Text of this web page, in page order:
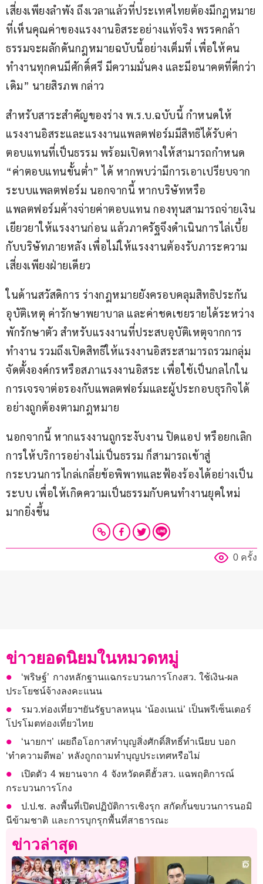
เสี่ยงเพียงลำพัง ถึงเวลาแล้วที่ประเทศไทยต้องมีกฎหมาย
ที่เห็นคุณค่าของแรงงานอิสระอย่างแท้จริง พรรคกล้า
ธรรมจะผลักดันกฎหมายฉบับนี้อย่างเต็มที่ เพื่อให้คน
ทำงานทุกคนมีศักดิ์ศรี มีความมั่นคง และมีอนาคตที่ดีกว่า
เดิม” นายสิรภพ กล่าว
สำหรับสาระสำคัญของร่าง พ.ร.บ.ฉบับนี้ กำหนดให้
แรงงานอิสระและแรงงานแพลตฟอร์มมีสิทธิได้รับค่า
ตอบแทนที่เป็นธรรม พร้อมเปิดทางให้สามารถกำหนด
“ค่าตอบแทนขั้นต่ำ” ได้ หากพบว่ามีการเอาเปรียบจาก
ระบบแพลตฟอร์ม นอกจากนี้ หากบริษัทหรือ
แพลตฟอร์มค้างจ่ายค่าตอบแทน กองทุนสามารถจ่ายเงิน
เยียวยาให้แรงงานก่อน แล้วภาครัฐจึงดำเนินการไล่เบี้ย
กับบริษัทภายหลัง เพื่อไม่ให้แรงงานต้องรับภาระความ
เสี่ยงเพียงฝ่ายเดียว
ในด้านสวัสดิการ ร่างกฎหมายยังครอบคลุมสิทธิประกัน
อุบัติเหตุ ค่ารักษาพยาบาล และค่าชดเชยรายได้ระหว่าง
พักรักษาตัว สำหรับแรงงานที่ประสบอุบัติเหตุจากการ
ทำงาน รวมถึงเปิดสิทธิให้แรงงานอิสระสามารถรวมกลุ่ม
จัดตั้งองค์กรหรือสภาแรงงานอิสระ เพื่อใช้เป็นกลไกใน
การเจรจาต่อรองกับแพลตฟอร์มและผู้ประกอบธุรกิจได้
อย่างถูกต้องตามกฎหมาย
นอกจากนี้ หากแรงงานถูกระงับงาน ปิดแอป หรือยกเลิก
การให้บริการอย่างไม่เป็นธรรม ก็สามารถเข้าสู่
กระบวนการไกล่เกลี่ยข้อพิพาทและฟ้องร้องได้อย่างเป็น
ระบบ เพื่อให้เกิดความเป็นธรรมกับคนทำงานยุคใหม่
มากยิ่งขึ้น
0 ครั้ง
ข่าวยอดนิยมในหมวดหมู่
‘พริษฐ์’ กางหลักฐานแฉกระบวนการโกงสว. ใช้เงิน-ผล
ประโยชน์จ้างลงคะแนน
รมว.ท่องเที่ยวฯยันรัฐบาลหนุน ‘น้องเนเน่’ เป็นพรีเซ็นเตอร์
โปรโมตท่องเที่ยวไทย
‘นายกฯ’ เผยถือโอกาสทำบุญสิ่งศักดิ์สิทธิ์ทำเนียบ บอก
‘ทำความดีพอ’ หลังถูกถามทำบุญประเทศหรือไม่
เปิดตัว 4 พยานจาก 4 จังหวัดคดีฮั้วสว. แฉพฤติการณ์
กระบวนการโกง
ป.ป.ช. ลงพื้นที่เปิดปฏิบัติการเชิงรุก สกัดกั้นขบวนการนอมิ
นีข้ามชาติ และการบุกรุกพื้นที่สาธารณะ
ข่าวล่าสุด